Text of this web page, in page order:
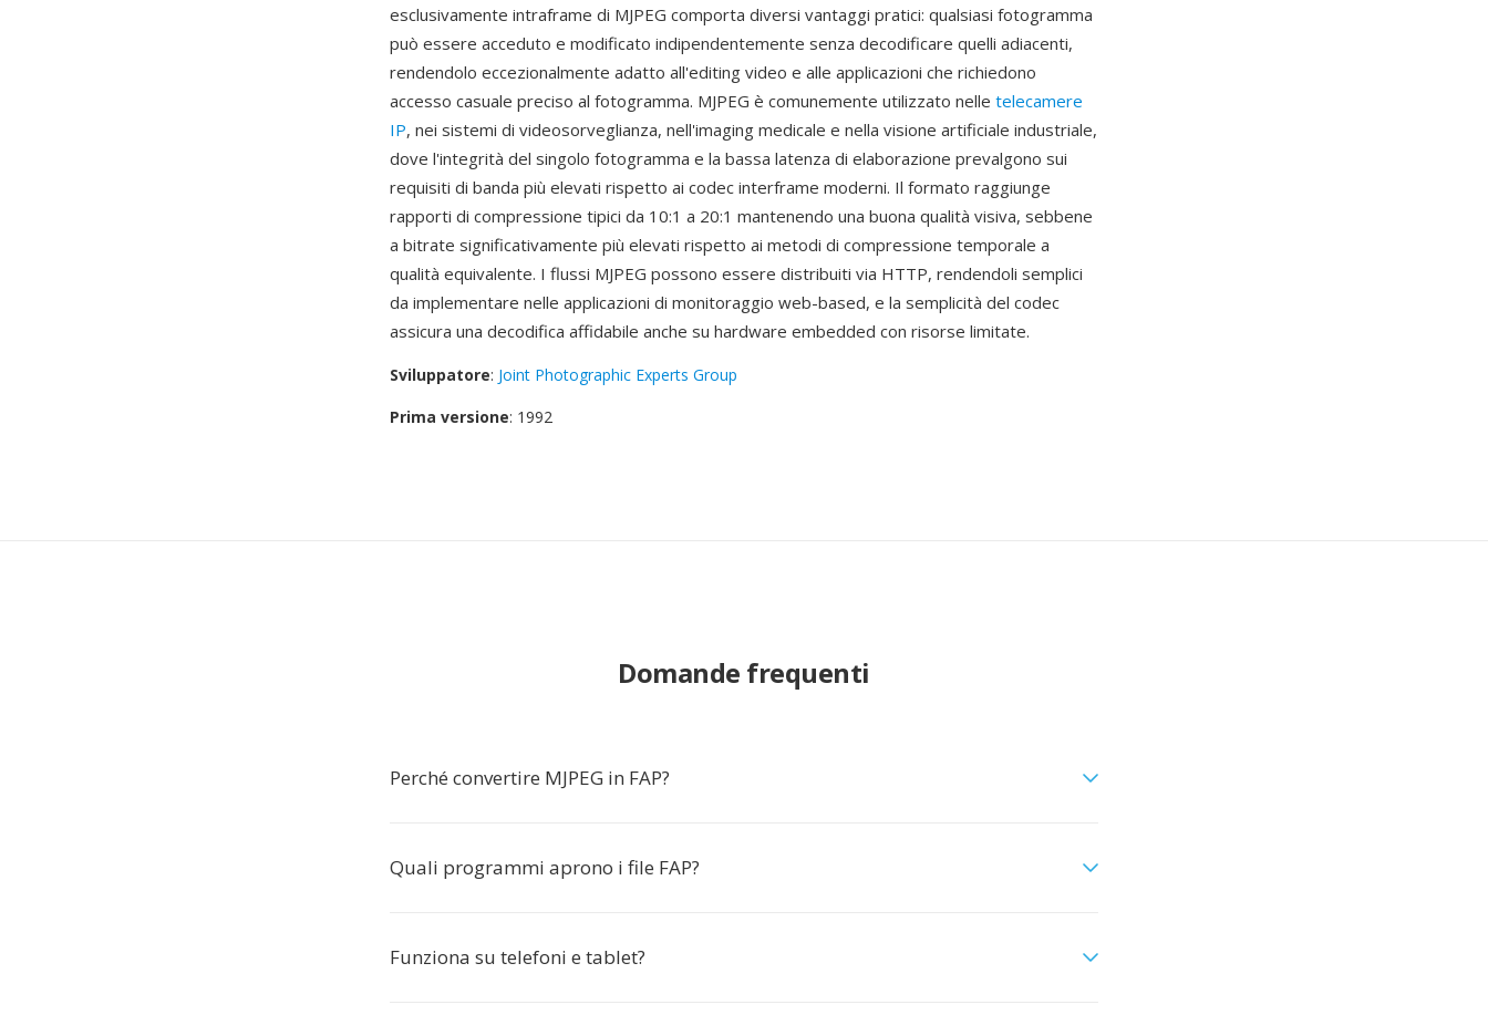
esclusivamente intraframe di MJPEG comporta diversi vantaggi pratici: qualsiasi fotogramma
può essere acceduto e modificato indipendentemente senza decodificare quelli adiacenti,
rendendolo eccezionalmente adatto all'editing video e alle applicazioni che richiedono
accesso casuale preciso al fotogramma. MJPEG è comunemente utilizzato nelle telecamere
IP, nei sistemi di videosorveglianza, nell'imaging medicale e nella visione artificiale industriale,
dove l'integrità del singolo fotogramma e la bassa latenza di elaborazione prevalgono sui
requisiti di banda più elevati rispetto ai codec interframe moderni. Il formato raggiunge
rapporti di compressione tipici da 10:1 a 20:1 mantenendo una buona qualità visiva, sebbene
a bitrate significativamente più elevati rispetto ai metodi di compressione temporale a
qualità equivalente. I flussi MJPEG possono essere distribuiti via HTTP, rendendoli semplici
da implementare nelle applicazioni di monitoraggio web-based, e la semplicità del codec
assicura una decodifica affidabile anche su hardware embedded con risorse limitate.
Sviluppatore: Joint Photographic Experts Group
Prima versione: 1992
Domande frequenti
Perché convertire MJPEG in FAP?
Quali programmi aprono i file FAP?
Funziona su telefoni e tablet?